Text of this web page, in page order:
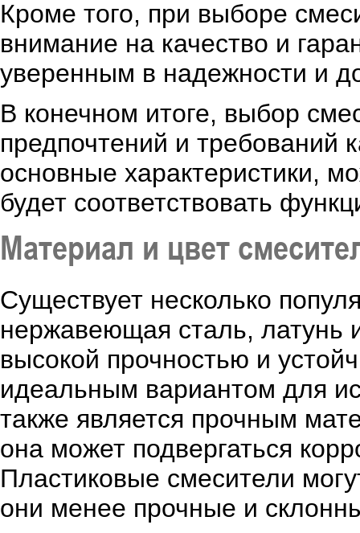
Кроме того, при выборе
внимание на качество и
уверенным в надежности и
В конечном итоге, выбор
предпочтений и требований
основные характеристики,
будет соответствовать
Материал и цвет
Существует несколько
нержавеющая сталь, латунь
высокой прочностью и
идеальным вариантом для
также является прочным
она может подвергаться
Пластиковые смесители
они менее прочные и